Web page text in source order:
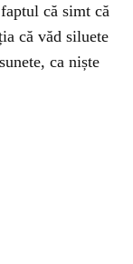
că simt că
că văd siluete
ca niște